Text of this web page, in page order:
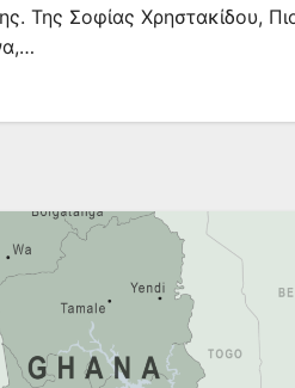
Της Σοφίας Χρηστακίδου,